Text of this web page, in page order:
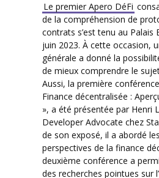
Le premier Apero DéFi
de la compréhension de
contrats s’est tenu au Palais
juin 2023. À cette occasion,
générale a donné la
de mieux comprendre le
Aussi, la première
Finance décentralisée :
», a été présentée par Henri
Developer Advocate chez
de son exposé, il a abordé
perspectives de la finance
deuxième conférence a
des recherches pointues sur